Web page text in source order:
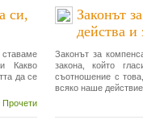
си,
ставаме
Какво
да се
Прочети
Законът
действа и
Законът за
закона, който
съотношение с
всяко наше